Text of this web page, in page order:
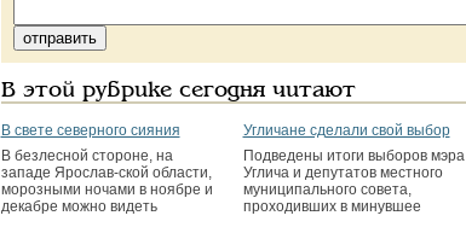
В этой рубрике сегодня читают
В свете северного сияния
В безлесной стороне, на
западе Ярослав-ской области,
морозными ночами в ноябре и
декабре можно видеть
Угличане сделали свой выбор
Подведены итоги выборов мэра
Углича и депутатов местного
муниципального совета,
проходивших в минувшее